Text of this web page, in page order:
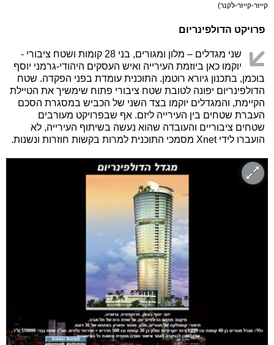
קייזר-קייזר-לקנר)
פרויקט הדולפינריום
שני מגדלים – מלון ומגורים, בני 28 קומות ושטח ציבורי -
יוקמו כאן ביוזמת העירייה ואיש העסקים היהודי-גרמני יוסף
בוכמן, בתכנון גיורא רוטמן. התוכנית עומדת בפני הפקדה. שטח
הדולפינריום יפונה לטובת שטח ציבורי פתוח שימשיך את הטיילת
הקיימת, והמגדלים יוקמו בצד השני של הכביש במסגרת הסכם
העברת שטחים בין העירייה ליזם. אף שבפרויקט מעורבים
שטחים ציבוריים והעובדה שהוא נעשה בשיתוף העירייה, לא
הועברו לידי Xnet מסמכי התוכנית למרות בקשות חוזרות ונשנות.